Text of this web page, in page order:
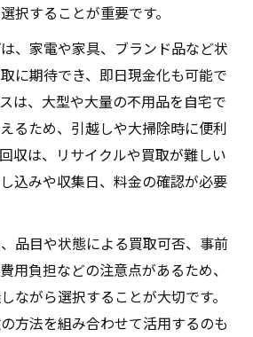
択することが重要です。
、家電や家具、ブランド品など状
に期待でき、即日現金化も可能で
は、大型や大量の不用品を自宅で
るため、引越しや大掃除時に便利
収は、リサイクルや買取が難しい
込みや収集日、料金の確認が必要
品目や状態による買取可否、事前
用負担などの注意点があるため、
ながら選択することが大切です。
方法を組み合わせて活用するのも